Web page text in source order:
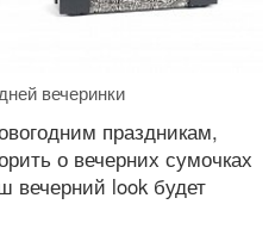
вечеринки
праздникам,
о вечерних сумочках
вечерний look будет